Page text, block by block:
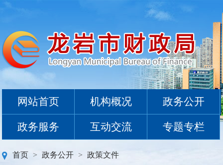
网站首页 机构概况 政务公开
政务服务 互动交流 专题专栏
首页 > 政务公开 > 政策文件